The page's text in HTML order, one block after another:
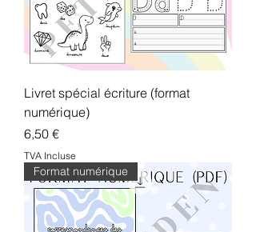
Livret spécial écriture (format
numérique)
Prix
6,50 €
TVA Incluse
Format numérique